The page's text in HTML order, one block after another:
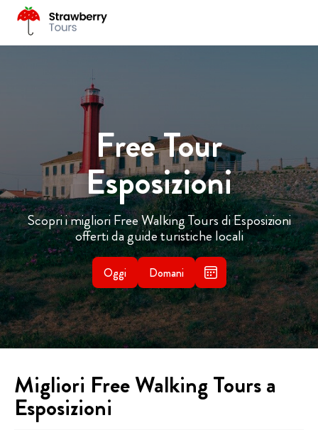
Free Tour
Esposizioni
Scopri i migliori Free Walking Tours di Esposizioni
offerti da guide turistiche locali
Oggi Domani
Migliori Free Walking Tours a
Esposizioni